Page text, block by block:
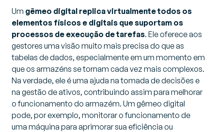
Um gêmeo digital replica virtualmente todos os
elementos físicos e digitais que suportam os
processos de execução de tarefas. Ele oferece aos
gestores uma visão muito mais precisa do que as
tabelas de dados, especialmente em um momento em
que os armazéns se tornam cada vez mais complexos.
Na verdade, ele é uma ajuda na tomada de decisões e
na gestão de ativos, contribuindo assim para melhorar
o funcionamento do armazém. Um gêmeo digital
pode, por exemplo, monitorar o funcionamento de
uma máquina para aprimorar sua eficiência ou